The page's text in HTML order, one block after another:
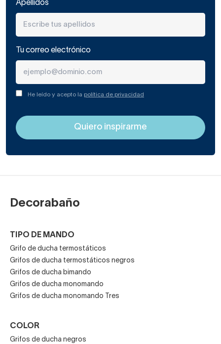
Apellidos
Tu correo electrónico
He leído y acepto la política de privacidad
Decorabaño
TIPO DE MANDO
Grifo de ducha termostáticos
Grifos de ducha termostáticos negros
Grifos de ducha bimando
Grifos de ducha monomando
Grifos de ducha monomando Tres
COLOR
Grifos de ducha negros